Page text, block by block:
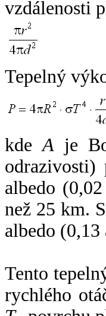
vzdálenosti
Tepelný
kdeA je
odrazivosti)
albedo
než 25 km.
albedo
Tento
rychlého